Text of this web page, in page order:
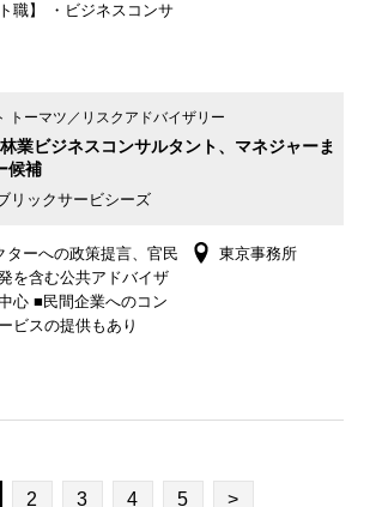
職】 ・ビジネスコンサ
林業ビジネスコンサルタント、マネジャーま
候補
リックサービシーズ
トーマツ／リスクアドバイザリー
ターへの政策提言、官民
を含む公共アドバイザ
心 ■民間企業へのコン
ビスの提供もあり
東京事務所
2 3 4 5 >